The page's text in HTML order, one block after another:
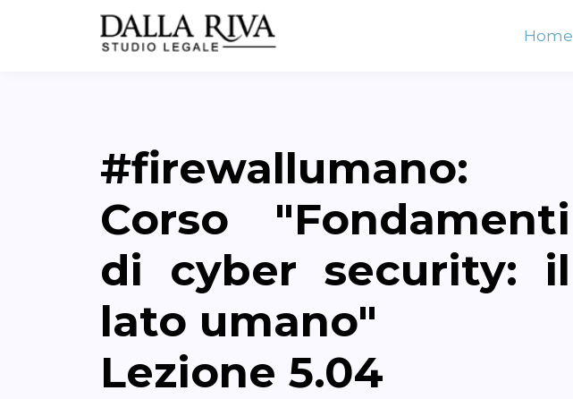
Home
#firewallumano:
Corso "Fondamenti
di cyber security: il
lato umano"
Lezione 5.04